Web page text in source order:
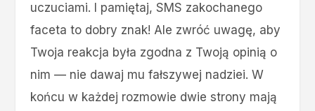
uczuciami. I pamiętaj, SMS zakochanego
faceta to dobry znak! Ale zwróć uwagę, aby
Twoja reakcja była zgodna z Twoją opinią o
nim — nie dawaj mu fałszywej nadziei. W
końcu w każdej rozmowie dwie strony mają